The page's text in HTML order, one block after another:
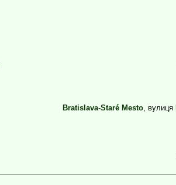
Bratislava-Staré Mesto, вулиця